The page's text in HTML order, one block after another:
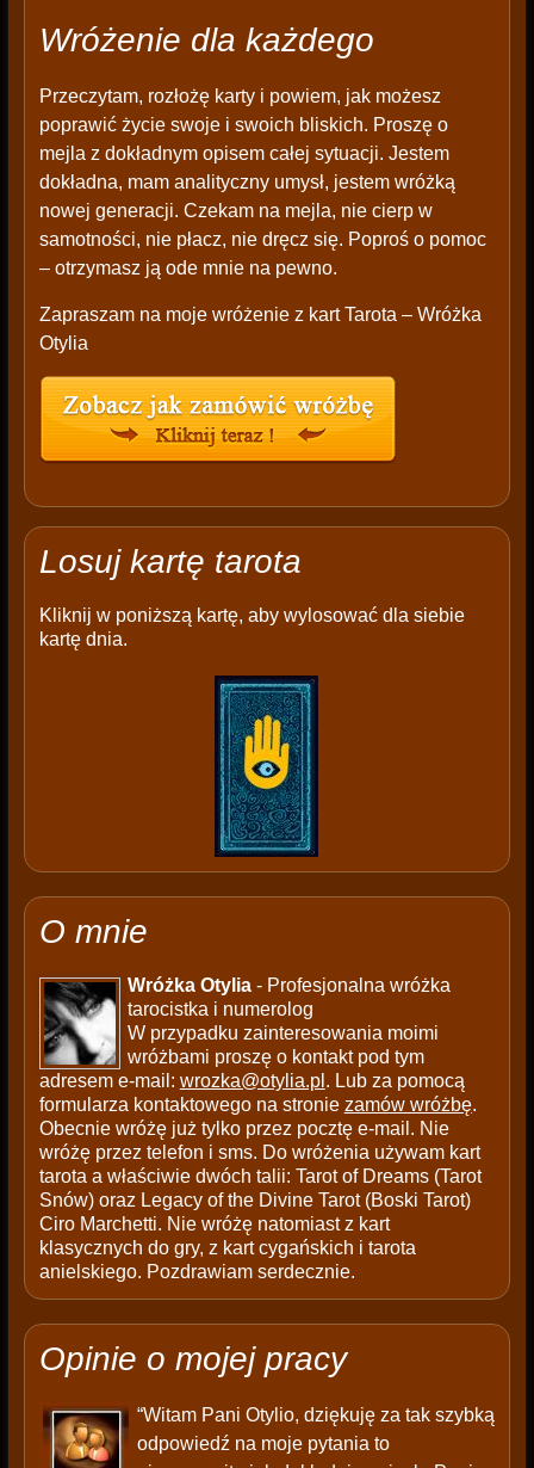
Wróżenie dla każdego
Przeczytam, rozłożę karty i powiem, jak możesz
poprawić życie swoje i swoich bliskich. Proszę o
mejla z dokładnym opisem całej sytuacji. Jestem
dokładna, mam analityczny umysł, jestem wróżką
nowej generacji. Czekam na mejla, nie cierp w
samotności, nie płacz, nie dręcz się. Poproś o pomoc
– otrzymasz ją ode mnie na pewno.
Zapraszam na moje wróżenie z kart Tarota – Wróżka
Otylia
Losuj kartę tarota
Kliknij w poniższą kartę, aby wylosować dla siebie
kartę dnia.
O mnie
Wróżka Otylia- Profesjonalna wróżka
tarocistka i numerolog
W przypadku zainteresowania moimi
wróżbami proszę o kontakt pod tym
adresem e-mail: wrozka@otylia.pl . Lub za pomocą
formularza kontaktowego na stronie zamów wróżbę.
Obecnie wróżę już tylko przez pocztę e-mail. Nie
wróżę przez telefon i sms. Do wróżenia używam kart
tarota a właściwie dwóch talii: Tarot of Dreams (Tarot
Snów) oraz Legacy of the Divine Tarot (Boski Tarot)
Ciro Marchetti. Nie wróżę natomiast z kart
klasycznych do gry, z kart cygańskich i tarota
anielskiego. Pozdrawiam serdecznie.
Opinie o mojej pracy
“Witam Pani Otylio, dziękuję za tak szybką
odpowiedź na moje pytania to